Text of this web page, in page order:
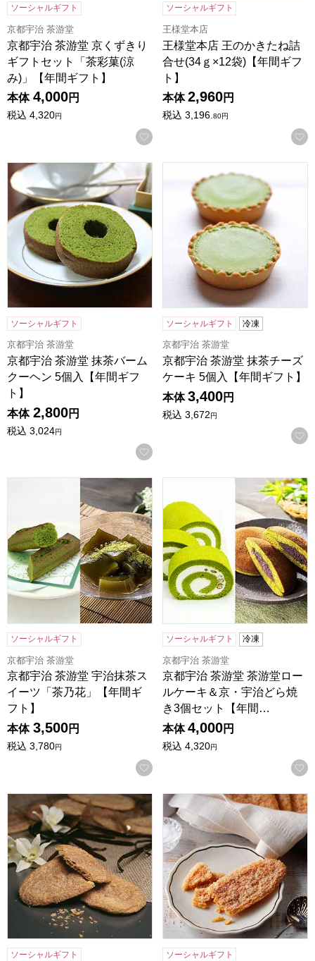
ソーシャルギフト
京都宇治 茶游堂
京都宇治 茶游堂 京くずきり
ギフトセット「茶彩菓(涼
み)」【年間ギフト】
本体 4,000円
税込 4,320円
お気に入りに登録する
ソーシャルギフト
王様堂本店
王様堂本店 王のかきたね詰
合せ(34ｇ×12袋)【年間ギフ
ト】
本体 2,960円
税込 3,196.80円
京都宇治 茶游堂 抹茶バームクーヘン 5個入【年間ギフト】
ソーシャルギフト
京都宇治 茶游堂
京都宇治 茶游堂 抹茶バーム
クーヘン 5個入【年間ギフ
ト】
本体 2,800円
税込 3,024円
お気に入りに登録する
京都宇治 茶游堂 抹茶チーズ
ソーシャルギフト 冷凍
京都宇治 茶游堂
京都宇治 茶游堂 抹茶チーズ
ケーキ 5個入【年間ギフト】
本体 3,400円
税込 3,672円
京都宇治 茶游堂 宇治抹茶スイーツ「茶乃花」【年間ギフト】
ソーシャルギフト
京都宇治 茶游堂
京都宇治 茶游堂 宇治抹茶ス
イーツ「茶乃花」【年間ギ
フト】
本体 3,500円
税込 3,780円
お気に入りに登録する
京都宇治 茶游堂 茶游堂ロー
ソーシャルギフト 冷凍
京都宇治 茶游堂
京都宇治 茶游堂 茶游堂ロー
ルケーキ＆京・宇治どら焼
き3個セット【年間…
本体 4,000円
税込 4,320円
ホテルニューオータニ スーパーリーフパイ(9枚入)[SL-46]【
ソーシャルギフト
ホテルニューオータニ リー
ソーシャルギフト